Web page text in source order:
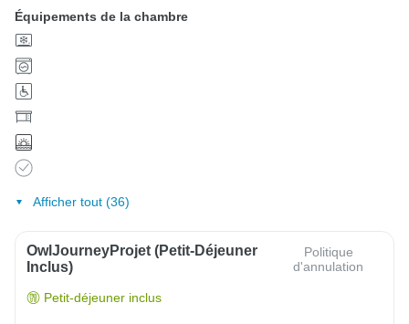
Équipements de la chambre
Afficher tout (36)
OwlJourneyProjet (petit-Déjeuner
Inclus)
Politique
d'annulation
Petit-déjeuner inclus